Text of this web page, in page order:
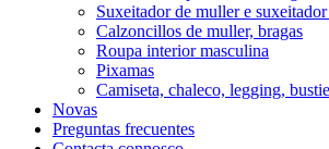
Suxeitador de muller e suxeitador
Calzoncillos de muller, bragas
Roupa interior masculina
Pixamas
Camiseta, chaleco, legging,
Novas
Preguntas frecuentes